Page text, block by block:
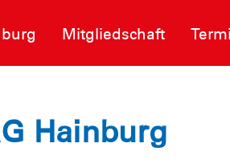
Mitgliedschaft
Hainburg